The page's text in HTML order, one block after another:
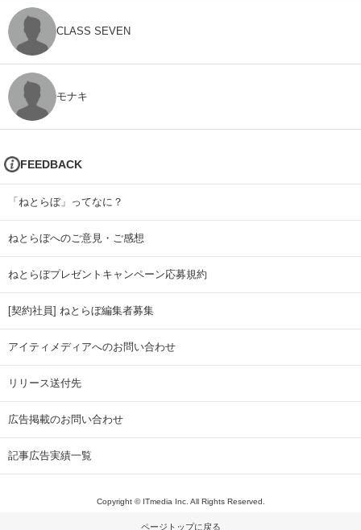
CLASS SEVEN
モナキ
FEEDBACK
「ねとらぼ」ってなに？
ねとらぼへのご意見・ご感想
ねとらぼプレゼントキャンペーン応募規約
[契約社員] ねとらぼ編集者募集
アイティメディアへのお問い合わせ
リリース送付先
広告掲載のお問い合わせ
記事広告実績一覧
Copyright © ITmedia Inc. All Rights Reserved.
ページトップに戻る